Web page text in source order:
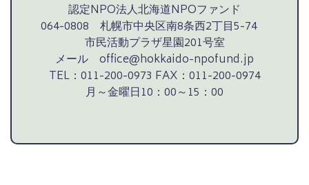
認定NPO法人北海道NPOファンド
064-0808 札幌市中央区南8条西2丁目5-74
市民活動プラザ星園201号室
メール office@hokkaido-npofund.jp
TEL：011-200-0973 FAX：011-200-0974
月～金曜日10：00～15：00